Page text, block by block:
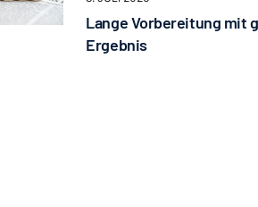
Lange Vorbereitung mit
Ergebnis